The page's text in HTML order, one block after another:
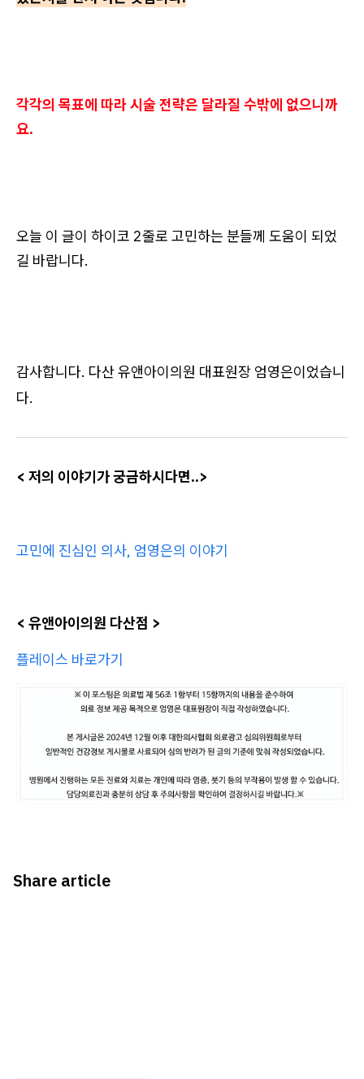
각각의 목표에 따라 시술 전략은 달라질 수밖에 없으니까
요.
오늘 이 글이 하이코 2줄로 고민하는 분들께 도움이 되었
길 바랍니다.
감사합니다. 다산 유앤아이의원 대표원장 엄영은이었습니
다.
< 저의 이야기가 궁금하시다면..>
고민에 진심인 의사, 엄영은의 이야기
< 유앤아이의원 다산점 >
플레이스 바로가기
Share article